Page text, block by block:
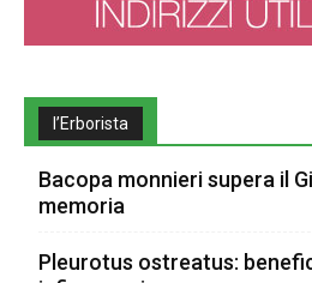
l’Erborista
Bacopa monnieri supera il
memoria
Pleurotus ostreatus: